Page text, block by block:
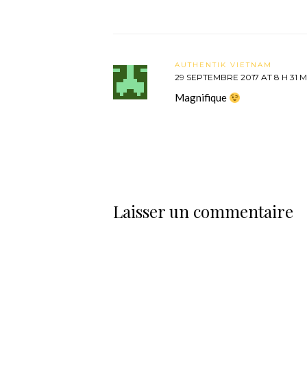
AUTHENTIK VIETNAM
29 SEPTEMBRE 2017 AT 8 H 31
Magnifique
Laisser un commentaire